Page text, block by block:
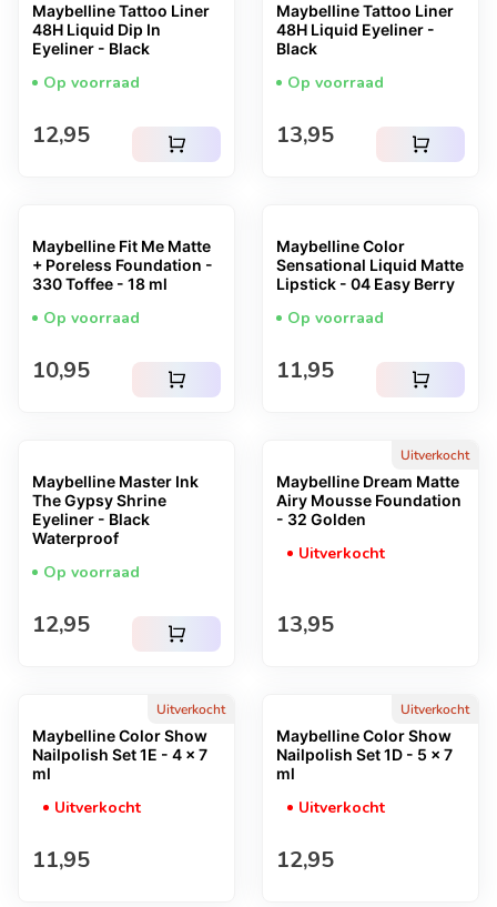
Maybelline Tattoo Liner
48H Liquid Dip In
Eyeliner - Black
Op voorraad
Normale prijs
12,95 shopping_cart
Maybelline Tattoo Liner
48H Liquid Eyeliner -
Black
Op voorraad
Normale prijs
13,95 shopping_cart
Maybelline Fit Me Matte
+ Poreless Foundation -
330 Toffee - 18 ml
Op voorraad
Normale prijs
10,95 shopping_cart
Maybelline Color
Sensational Liquid Matte
Lipstick - 04 Easy Berry
Op voorraad
Normale prijs
11,95 shopping_cart
Maybelline Master Ink
The Gypsy Shrine
Eyeliner - Black
Waterproof
Op voorraad
Normale prijs
12,95 shopping_cart
Uitverkocht
Maybelline Dream Matte
Airy Mousse Foundation
- 32 Golden
Uitverkocht
Normale prijs
13,95
Uitverkocht
Maybelline Color Show
Nailpolish Set 1E - 4 x 7
ml
Uitverkocht
Normale prijs
11,95
Uitverkocht
Maybelline Color Show
Nailpolish Set 1D - 5 x 7
ml
Uitverkocht
Normale prijs
12,95